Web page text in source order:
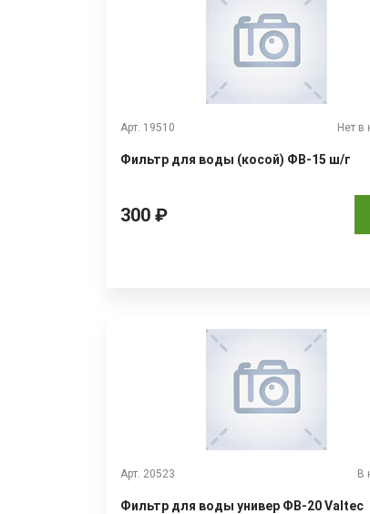
Арт. 19510 Нет в
Фильтр для воды (косой) ФВ-15 ш/г
300 ₽
Арт. 20523 В
Фильтр для воды универ ФВ-20 Valtec